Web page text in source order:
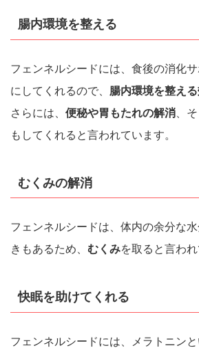
腸内環境を整える
フェンネルシードには、食後の消化
にしてくれるので、 腸内環境を整え
さらには、 便秘や胃もたれの解消 、
もしてくれると言われています。
むくみの解消
フェンネルシードは、体内の余分な
きもあるため、 むくみを取ると言われ
快眠を助けてくれる
フェンネルシードには、メラトニンと